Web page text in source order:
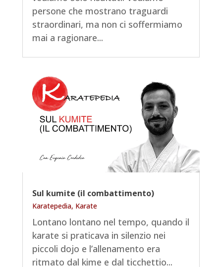
persone che mostrano traguardi
straordinari, ma non ci soffermiamo
mai a ragionare...
Sul kumite (il combattimento)
Karatepedia, Karate
Lontano lontano nel tempo, quando il
karate si praticava in silenzio nei
piccoli dojo e l’allenamento era
ritmato dal kime e dal ticchettio...